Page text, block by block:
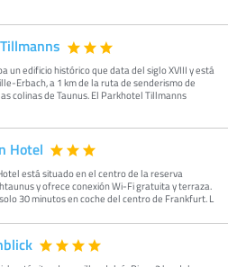
un edificio histórico que data del siglo XVIII y está
Erbach, a 1 km de la ruta de senderismo de
colinas de Taunus. El Parkhotel Tillmanns
Hotel
está situado en el centro de la reserva
y ofrece conexión Wi-Fi gratuita y terraza.
30 minutos en coche del centro de Frankfurt. L